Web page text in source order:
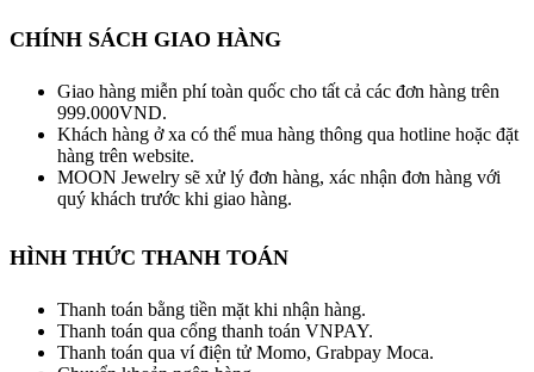
CHÍNH SÁCH GIAO HÀNG
Giao hàng miễn phí toàn quốc cho tất cả các đơn hàng trên
999.000VND.
Khách hàng ở xa có thể mua hàng thông qua hotline hoặc đặt
hàng trên website.
MOON Jewelry sẽ xử lý đơn hàng, xác nhận đơn hàng với
quý khách trước khi giao hàng.
HÌNH THỨC THANH TOÁN
Thanh toán bằng tiền mặt khi nhận hàng.
Thanh toán qua cổng thanh toán VNPAY.
Thanh toán qua ví điện tử Momo, Grabpay Moca.